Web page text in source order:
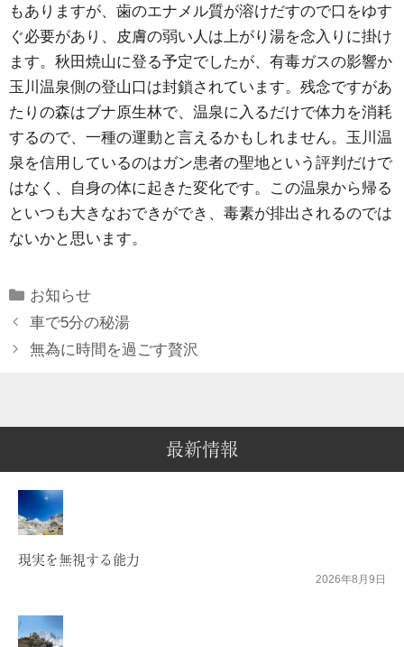
もありますが、歯のエナメル質が溶けだすので口をゆす
ぐ必要があり、皮膚の弱い人は上がり湯を念入りに掛け
ます。秋田焼山に登る予定でしたが、有毒ガスの影響か
玉川温泉側の登山口は封鎖されています。残念ですがあ
たりの森はブナ原生林で、温泉に入るだけで体力を消耗
するので、一種の運動と言えるかもしれません。玉川温
泉を信用しているのはガン患者の聖地という評判だけで
はなく、自身の体に起きた変化です。この温泉から帰る
といつも大きなおできができ、毒素が排出されるのでは
ないかと思います。
Categories
お知らせ
車で5分の秘湯
無為に時間を過ごす贅沢
最新情報
現実を無視する能力
2026年8月9日